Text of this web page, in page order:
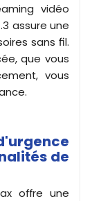
vidéo
assure une
sans fil.
que vous
vous
de
offre une